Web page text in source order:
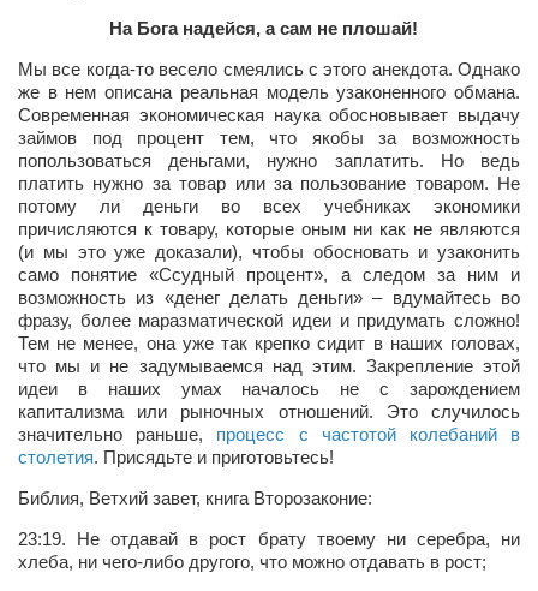
На Бога надейся, а сам не плошай!
Мы все когда-то весело смеялись с этого анекдота. Однако
же в нем описана реальная модель узаконенного обмана.
Современная экономическая наука обосновывает выдачу
займов под процент тем, что якобы за возможность
попользоваться деньгами, нужно заплатить. Но ведь
платить нужно за товар или за пользование товаром. Не
потому ли деньги во всех учебниках экономики
причисляются к товару, которые оным ни как не являются
(и мы это уже доказали), чтобы обосновать и узаконить
само понятие «Ссудный процент», а следом за ним и
возможность из «денег делать деньги» – вдумайтесь во
фразу, более маразматической идеи и придумать сложно!
Тем не менее, она уже так крепко сидит в наших головах,
что мы и не задумываемся над этим. Закрепление этой
идеи в наших умах началось не с зарождением
капитализма или рыночных отношений. Это случилось
значительно раньше, процесс с частотой колебаний в
столетия. Присядьте и приготовьтесь!
Библия, Ветхий завет, книга Второзаконие:
23:19. Не отдавай в рост брату твоему ни серебра, ни
хлеба, ни чего-либо другого, что можно отдавать в рост;